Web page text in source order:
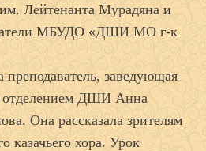
Мурадяна и
МБУДО «ДШИ МО г-к
заведующая
отделением ДШИ Анна
Она рассказала зрителям
казачьего хора. Урок